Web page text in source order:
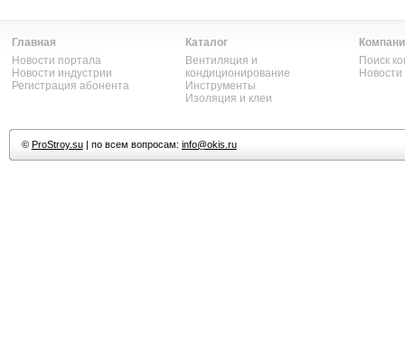
Главная
Новости портала
Новости индустрии
Регистрация абонента
Каталог
Вентиляция и
кондиционирование
Инструменты
Изоляция и клеи
Поиск
© ProStroy.su| по всем вопросам: info@okis.ru